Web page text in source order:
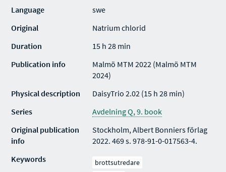
Language
swe
Original
Natrium chlorid
Duration
15 h 28 min
Publication info
Malmö MTM 2022 (Malmö MTM
2024)
Physical description
DaisyTrio 2.02 (15 h 28 min)
Series
Avdelning Q, 9. book
Original publication
info
Stockholm, Albert Bonniers förlag
2022. 469 s. 978-91-0-017563-4.
Keywords
brottsutredare